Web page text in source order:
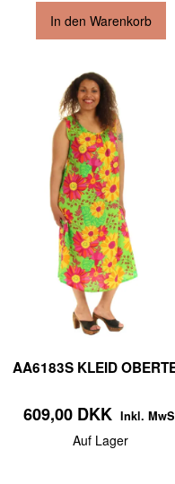
In den Warenkorb
AA6183S KLEID
609,00 DKK Inkl.
Auf Lager